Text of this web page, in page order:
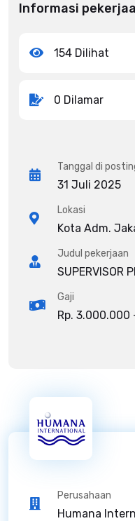
Informasi
154 Dilihat
0 Dilamar
Tanggal di
31 Juli 2025
Lokasi
Kota Adm.
Judul pekerjaan
SUPERVISOR
Gaji
Rp.
Perusahaan
Humana